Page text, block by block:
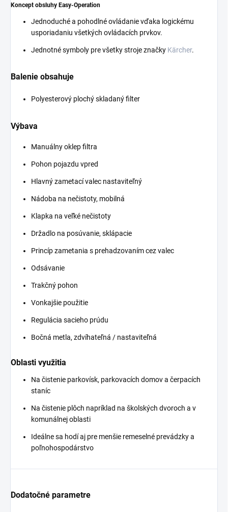
Koncept obsluhy Easy-Operation
Jednoduché a pohodlné ovládanie vďaka logickému
usporiadaniu všetkých ovládacích prvkov.
Jednotné symboly pre všetky stroje značky Kärcher.
Balenie obsahuje
Polyesterový plochý skladaný filter
Výbava
Manuálny oklep filtra
Pohon pojazdu vpred
Hlavný zametací valec nastaviteľný
Nádoba na nečistoty, mobilná
Klapka na veľké nečistoty
Držadlo na posúvanie, sklápacie
Princíp zametania s prehadzovaním cez valec
Odsávanie
Trakčný pohon
Vonkajšie použitie
Regulácia sacieho prúdu
Bočná metla, zdvíhateľná / nastaviteľná
Oblasti využitia
Na čistenie parkovísk, parkovacích domov a čerpacích
staníc
Na čistenie plôch napríklad na školských dvoroch a v
komunálnej oblasti
Ideálne sa hodí aj pre menšie remeselné prevádzky a
poľnohospodárstvo
Dodatočné parametre